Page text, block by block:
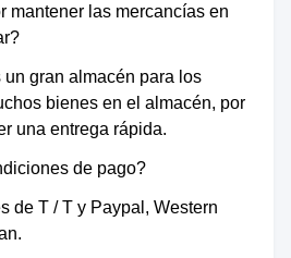
mantener las mercancías en
un gran almacén para los
bienes en el almacén, por
una entrega rápida.
de pago?
de T / T y Paypal, Western